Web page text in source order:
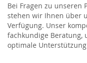
Bei Fragen zu unseren
stehen wir Ihnen über
Verfügung. Unser
fachkundige Beratung,
optimale